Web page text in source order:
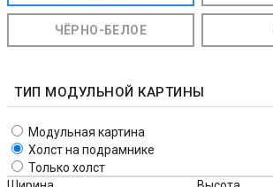
ЧЁРНО-БЕЛОЕ
ТИП МОДУЛЬНОЙ КАРТИНЫ
Модульная картина
Холст на подрамнике
Только холст